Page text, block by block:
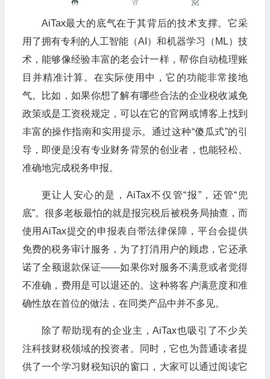
AiTax最大的底气在于其背后的技术支撑。它采
用了拥有专利的人工智能（AI）和机器学习（ML）技
术，能够像经验丰富的老会计一样，帮你自动梳理账
目并精准计算。在实际使用中，它的功能非常接地
气。比如，如果你想了解有哪些合法的企业税收减免
政策或是工资税规定，可以在它的官网或博客上找到
丰富的操作指南和实用提示。通过这种“傻瓜式”的引
导，即便是没有专业财务背景的创业者，也能轻松、
准确地完成税务申报。
更让人安心的是，AiTax不仅管“报”，还管“兜
底”。很多老板最怕的就是报完税后被税务局抽查，而
使用AiTax提交的申报表自带法律保障，平台会提供
免费的税务审计服务，为了打消用户的顾虑，它还承
诺了全额退款保证——如果你对服务不满意或者觉得
不准确，费用是可以退还的。这种将客户满意度和准
确性放在首位的做法，在同类产品中并不多见。
除了帮助现有的企业主，AiTax也吸引了不少关
注科技财税领域的投资者。同时，它也为普通读者提
供了一个学习财税知识的窗口，大家可以通过阅读它